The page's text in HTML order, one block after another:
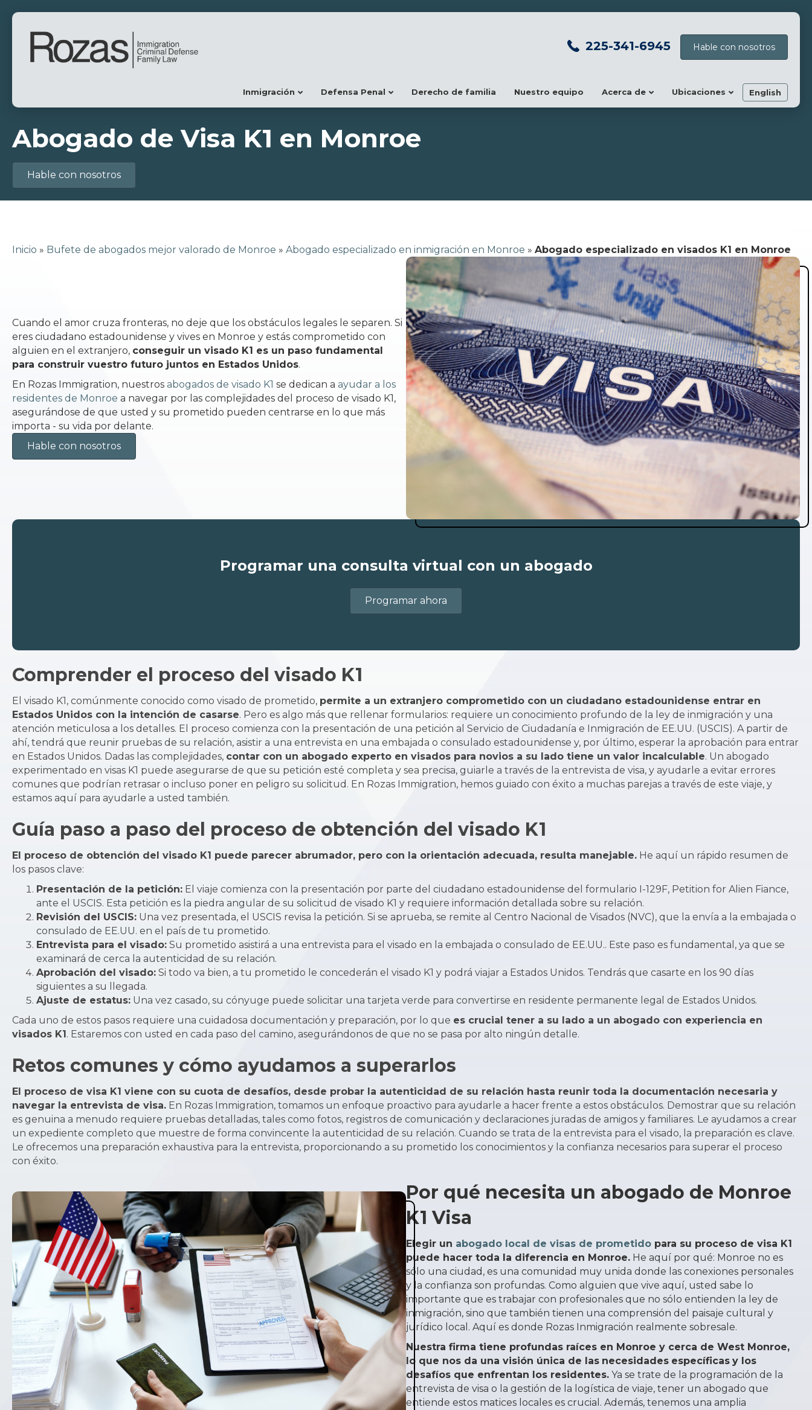
225-341-6945 Hable con nosotros
Inmigración Defensa Penal Derecho de familia Nuestro equipo Acerca de Ubicaciones English
Abogado de Visa K1 en Monroe
Hable con nosotros
Inicio » Bufete de abogados mejor valorado de Monroe » Abogado especializado en inmigración en Monroe » Abogado especializado en visados K1 en Monroe
Cuando el amor cruza fronteras, no deje que los obstáculos legales le separen. Si
eres ciudadano estadounidense y vives en Monroe y estás comprometido con
alguien en el extranjero, conseguir un visado K1 es un paso fundamental
para construir vuestro futuro juntos en Estados Unidos.
En Rozas Immigration, nuestros abogados de visado K1 se dedican a ayudar a los
residentes de Monroe a navegar por las complejidades del proceso de visado K1,
asegurándose de que usted y su prometido pueden centrarse en lo que más
importa - su vida por delante.
Hable con nosotros
Programar una consulta virtual con un abogado
Programar ahora
Comprender el proceso del visado K1
El visado K1, comúnmente conocido como visado de prometido, permite a un extranjero comprometido con un ciudadano estadounidense entrar en
Estados Unidos con la intención de casarse. Pero es algo más que rellenar formularios: requiere un conocimiento profundo de la ley de inmigración y una
atención meticulosa a los detalles. El proceso comienza con la presentación de una petición al Servicio de Ciudadanía e Inmigración de EE.UU. (USCIS). A partir de
ahí, tendrá que reunir pruebas de su relación, asistir a una entrevista en una embajada o consulado estadounidense y, por último, esperar la aprobación para entrar
en Estados Unidos. Dadas las complejidades, contar con un abogado experto en visados para novios a su lado tiene un valor incalculable. Un abogado
experimentado en visas K1 puede asegurarse de que su petición esté completa y sea precisa, guiarle a través de la entrevista de visa, y ayudarle a evitar errores
comunes que podrían retrasar o incluso poner en peligro su solicitud. En Rozas Immigration, hemos guiado con éxito a muchas parejas a través de este viaje, y
estamos aquí para ayudarle a usted también.
Guía paso a paso del proceso de obtención del visado K1
El proceso de obtención del visado K1 puede parecer abrumador, pero con la orientación adecuada, resulta manejable. He aquí un rápido resumen de
los pasos clave:
Presentación de la petición: El viaje comienza con la presentación por parte del ciudadano estadounidense del formulario I-129F, Petition for Alien Fiance,
ante el USCIS. Esta petición es la piedra angular de su solicitud de visado K1 y requiere información detallada sobre su relación.
Revisión del USCIS: Una vez presentada, el USCIS revisa la petición. Si se aprueba, se remite al Centro Nacional de Visados (NVC), que la envía a la embajada o
consulado de EE.UU. en el país de tu prometido.
Entrevista para el visado: Su prometido asistirá a una entrevista para el visado en la embajada o consulado de EE.UU.. Este paso es fundamental, ya que se
examinará de cerca la autenticidad de su relación.
Aprobación del visado: Si todo va bien, a tu prometido le concederán el visado K1 y podrá viajar a Estados Unidos. Tendrás que casarte en los 90 días
siguientes a su llegada.
Ajuste de estatus: Una vez casado, su cónyuge puede solicitar una tarjeta verde para convertirse en residente permanente legal de Estados Unidos.
Cada uno de estos pasos requiere una cuidadosa documentación y preparación, por lo que es crucial tener a su lado a un abogado con experiencia en
visados K1. Estaremos con usted en cada paso del camino, asegurándonos de que no se pasa por alto ningún detalle.
Retos comunes y cómo ayudamos a superarlos
El proceso de visa K1 viene con su cuota de desafíos, desde probar la autenticidad de su relación hasta reunir toda la documentación necesaria y
navegar la entrevista de visa. En Rozas Immigration, tomamos un enfoque proactivo para ayudarle a hacer frente a estos obstáculos. Demostrar que su relación
es genuina a menudo requiere pruebas detalladas, tales como fotos, registros de comunicación y declaraciones juradas de amigos y familiares. Le ayudamos a crear
un expediente completo que muestre de forma convincente la autenticidad de su relación. Cuando se trata de la entrevista para el visado, la preparación es clave.
Le ofrecemos una preparación exhaustiva para la entrevista, proporcionando a su prometido los conocimientos y la confianza necesarios para superar el proceso
con éxito.
Por qué necesita un abogado de Monroe
K1 Visa
Elegir un abogado local de visas de prometido para su proceso de visa K1
puede hacer toda la diferencia en Monroe. He aquí por qué: Monroe no es
sólo una ciudad, es una comunidad muy unida donde las conexiones personales
y la confianza son profundas. Como alguien que vive aquí, usted sabe lo
importante que es trabajar con profesionales que no sólo entienden la ley de
inmigración, sino que también tienen una comprensión del paisaje cultural y
jurídico local. Aquí es donde Rozas Inmigración realmente sobresale.
Nuestra firma tiene profundas raíces en Monroe y cerca de West Monroe,
lo que nos da una visión única de las necesidades específicas y los
desafíos que enfrentan los residentes. Ya se trate de la programación de la
entrevista de visa o la gestión de la logística de viaje, tener un abogado que
entiende estos matices locales es crucial. Además, tenemos una amplia